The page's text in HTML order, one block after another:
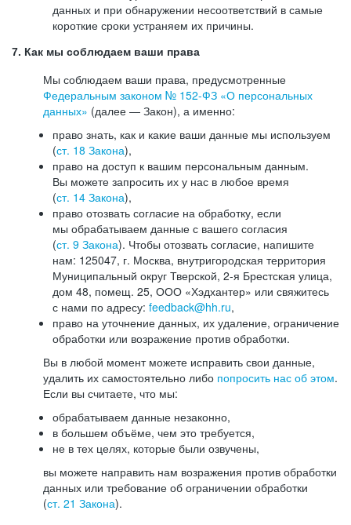
данных и при обнаружении несоответствий в самые
короткие сроки устраняем их причины.
7. Как мы соблюдаем ваши права
Мы соблюдаем ваши права, предусмотренные
Федеральным законом № 152-ФЗ «О персональных
данных» (далее — Закон), а именно:
право знать, как и какие ваши данные мы используем
(ст. 18 Закона),
право на доступ к вашим персональным данным.
Вы можете запросить их у нас в любое время
(ст. 14 Закона),
право отозвать согласие на обработку, если
мы обрабатываем данные с вашего согласия
(ст. 9 Закона). Чтобы отозвать согласие, напишите
нам: 125047, г. Москва, внутригородская территория
Муниципальный округ Тверской, 2-я Брестская улица,
дом 48, помещ. 25, ООО «Хэдхантер» или свяжитесь
с нами по адресу: feedback@hh.ru,
право на уточнение данных, их удаление, ограничение
обработки или возражение против обработки.
Вы в любой момент можете исправить свои данные,
удалить их самостоятельно либо попросить нас об этом.
Если вы считаете, что мы:
обрабатываем данные незаконно,
в большем объёме, чем это требуется,
не в тех целях, которые были озвучены,
вы можете направить нам возражения против обработки
данных или требование об ограничении обработки
(ст. 21 Закона).